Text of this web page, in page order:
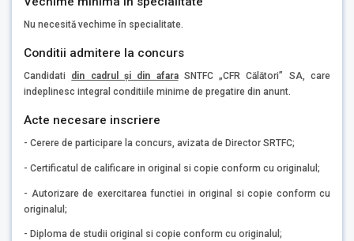
Nu necesită vechime în specialitate.
Conditii admitere la concurs
Candidati din cadrul și din afaraSNTFC „CFR Călători” SA, care
indeplinesc integral conditiile minime de pregatire din anunt.
Acte necesare inscriere
- Cerere de participare la concurs, avizata de Director SRTFC;
- Certificatul de calificare in original si copie conform cu originalul;
- Autorizare de exercitarea functiei in original si copie conform cu
originalul;
- Diploma de studii original si copie conform cu originalul;